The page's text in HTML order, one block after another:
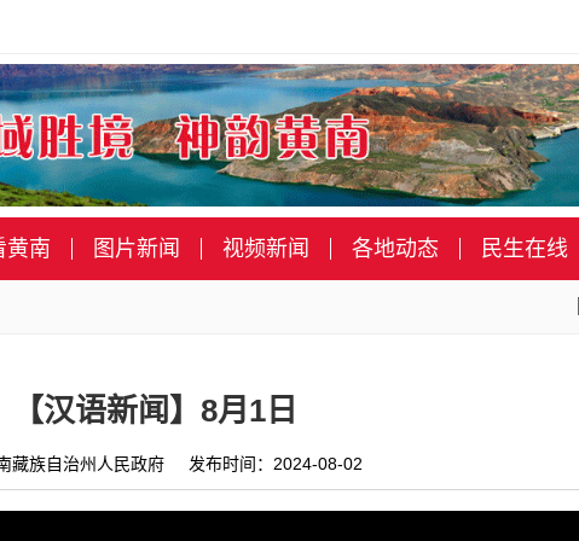
黄南 图片新闻 视频新闻 各地动态 民生在线
【汉语新闻】8月1日
藏族自治州人民政府 发布时间：2024-08-02